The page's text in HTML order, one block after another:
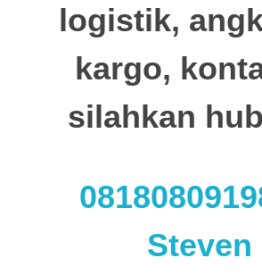
logistik,
kargo,
silahkan
Steven